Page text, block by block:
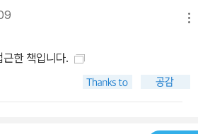
의 은밀한 영역에 침입을 시도한다. 그리
이언트의 취약점들을 분석하고 중요한 정
수 있는지 자문을 제공한다. 해킹을 역
지킬 수 있도록 도움을 주는 것이 그의
터 원하는 것을 쉽게 얻는 재주가 있었다.
한 책입니다.